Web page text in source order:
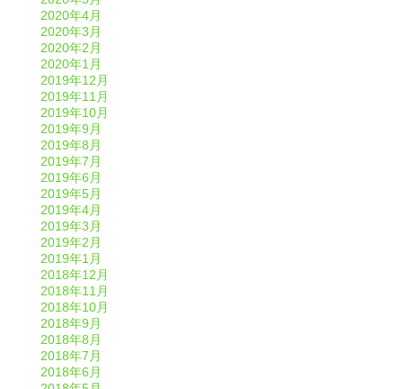
2020年4月
2020年3月
2020年2月
2020年1月
2019年12月
2019年11月
2019年10月
2019年9月
2019年8月
2019年7月
2019年6月
2019年5月
2019年4月
2019年3月
2019年2月
2019年1月
2018年12月
2018年11月
2018年10月
2018年9月
2018年8月
2018年7月
2018年6月